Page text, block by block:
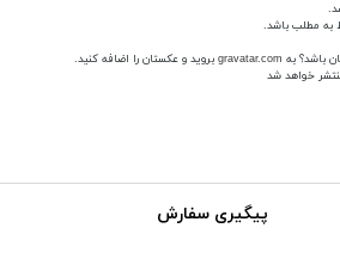
به مطلب باشد.
باشد؟ به gravatar.com بروید و عکستان را اضافه کنید.
خواهد شد
پیگیری سفارش